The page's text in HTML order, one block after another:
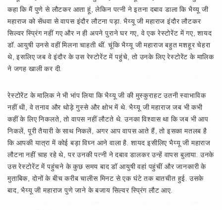
कहा कि मैं पुणे से लौटकर आता हूं, लेकिन पत्नी ने इतना दबाव डाला कि भैय्यू जी
महाराज को सेंधवा से वापस इंदौर लौटना पड़ा. भैय्यू जी महाराज इंदौर लौटकर
सिल्वर स्प्रिंग नहीं गए और न ही अपने पुराने घर गए, वे एक रेस्टोरेंट में गए, शायद
डॉ. आयुषी उनसे वहीं मिलना चाहती थीं. चूंकि भैय्यू जी महाराज बहुत मशहूर चेहरा
थे, इसलिए जब वे इंदौर के उस रेस्टोरेंट में पहुंचे, तो उनके लिए रेस्टोरेंट के मालिक
ने जगह खाली कर दी.
रेस्टोरेंट के मालिक ने भी भांप लिया कि भैय्यू जी की मुस्कुराहट उतनी स्वाभाविक
नहीं थी, वे तनाव और थोड़े गुस्से और क्षोभ में थे. भैय्यू जी महाराज जब भी कभी
कहीं के लिए निकलते, तो वापस नहीं लौटते थे. उनका विश्वास था कि जब भी आप
निकलें, पूरी तैयारी के साथ निकलें, अगर आप वापस आते हैं, तो इसका मतलब है
कि आपकी यात्रा में कोई बड़ा विघ्न आने वाला है. शायद इसीलिए भैय्यू जी महाराज
लौटना नहीं चाह रहे थे, पर उनकी पत्नी ने दबाव डालकर उन्हें वापस बुलाया. उनके
उस रेस्टोरेंट में पहुंचने के कुछ समय बाद डॉ आयुषी वहां पहुंचीं और जानकारी के
मुताबिक, दोनों के बीच करीब चालीस मिनट से एक घंटे तक बातचीत हुई. उसके
बाद, भैय्यू जी महाराज पुणे जाने के बजाय सिल्वर स्प्रिंग लौट आए.